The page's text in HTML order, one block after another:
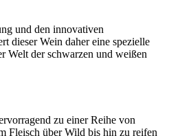
und den innovativen
dieser Wein daher eine spezielle
Welt der schwarzen und weißen
zu einer Reihe von
Fleisch über Wild bis hin zu reifen